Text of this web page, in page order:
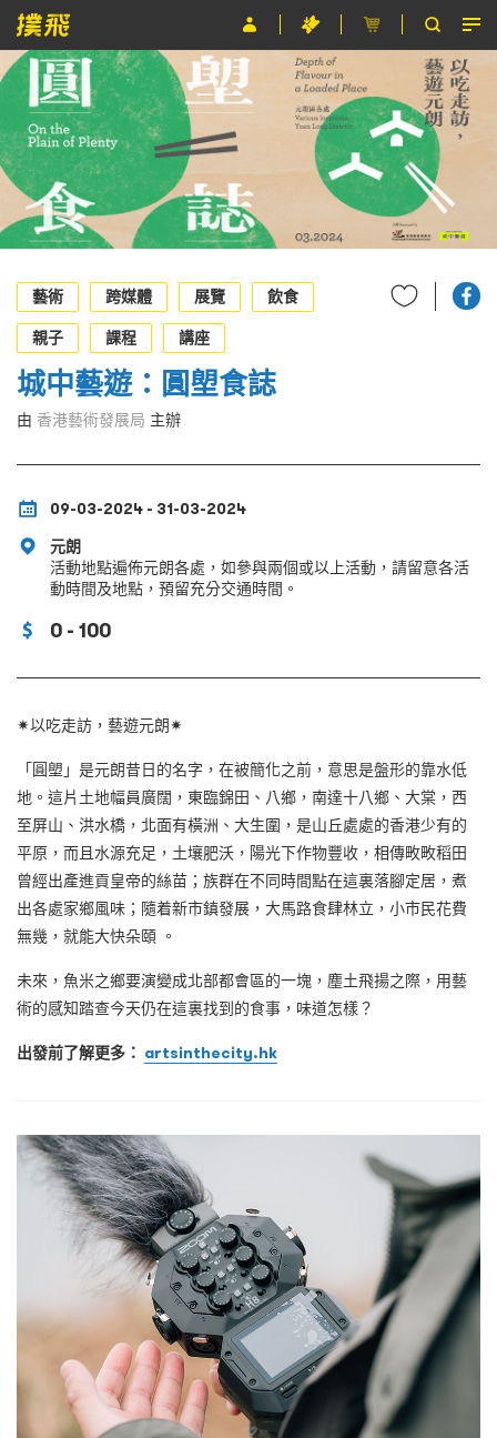
節目
主辦單位
關於撲飛
條款及細則
EN
藝術
跨媒體 展覽 飲食
親子 課程 講座
城中藝遊：圓塱食誌
由 香港藝術發展局 主辦
09-03-2024 - 31-03-2024
元朗
活動地點遍佈元朗各處，如參與兩個或以上活動，請留意各活
動時間及地點，預留充分交通時間。
0 - 100
✷以吃走訪，藝遊元朗✷
「圓塱」是元朗昔日的名字，在被簡化之前，意思是盤形的靠水低
地。這片土地幅員廣闊，東臨錦田、八鄉，南達十八鄉、大棠，西
至屏山、洪水橋，北面有橫洲、大生圍，是山丘處處的香港少有的
平原，而且水源充足，土壤肥沃，陽光下作物豐收，相傳畋畋稻田
曾經出產進貢皇帝的絲苗；族群在不同時間點在這裏落腳定居，煮
出各處家鄉風味；隨着新市鎮發展，大馬路食肆林立，小市民花費
無幾，就能大快朵頤 。
未來，魚米之鄉要演變成北部都會區的一塊，塵土飛揚之際，用藝
術的感知踏查今天仍在這裏找到的食事，味道怎樣？
出發前了解更多： artsinthecity.hk